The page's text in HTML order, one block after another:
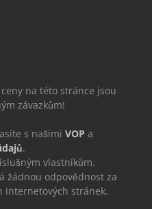
na této stránce jsou
závazkům!
s našimi VOP a
.
vlastníkům.
žádnou odpovědnost za
internetových stránek.